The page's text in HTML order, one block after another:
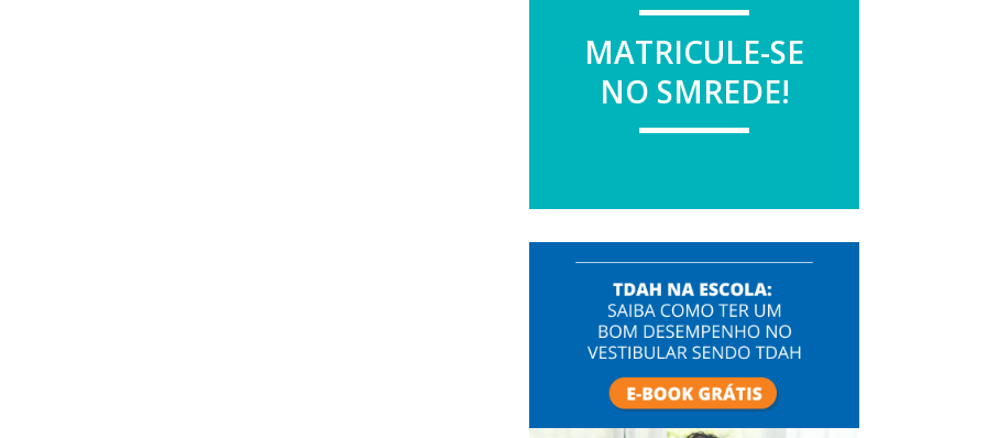
MATRICULE-SE
NO SMREDE!